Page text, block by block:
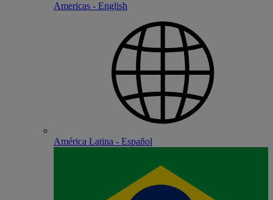
Americas - English
América Latina - Español